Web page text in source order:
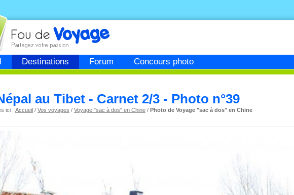
Destinations Forum Concours photo
voyage
au Tibet - Carnet 2/3 - Photo n°39
ici : Accueil/ Vos voyages / Voyage "sac à dos" en Chine/ Photo de Voyage "sac à dos" en Chine